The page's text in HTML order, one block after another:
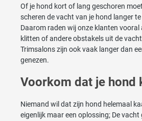
Of je hond kort of lang geschoren
scheren de vacht van je hond langer
Daarom raden wij onze klanten
klitten of andere obstakels uit de
Trimsalons zijn ook vaak langer dan
genezen.
Voorkom dat je hond
Niemand wil dat zijn hond helemaal
eigenlijk maar een oplossing; De